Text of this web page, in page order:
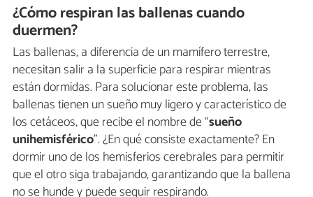
¿Cómo respiran las ballenas cuando
duermen?
Las ballenas, a diferencia de un mamífero terrestre,
necesitan salir a la superficie para respirar mientras
están dormidas. Para solucionar este problema, las
ballenas tienen un sueño muy ligero y característico de
los cetáceos, que recibe el nombre de “sueño
unihemisférico”. ¿En qué consiste exactamente? En
dormir uno de los hemisferios cerebrales para permitir
que el otro siga trabajando, garantizando que la ballena
no se hunde y puede seguir respirando.